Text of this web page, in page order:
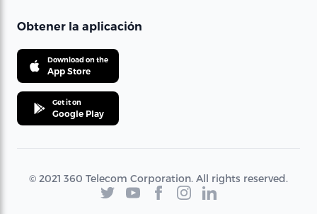
Obtener la aplicación
Download on the
App Store
Get it on
Google Play
© 2021 360 Telecom Corporation. All rights reserved.